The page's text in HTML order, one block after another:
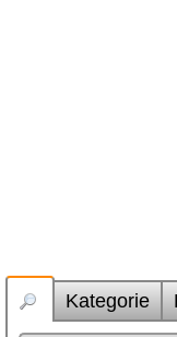
Kategorie